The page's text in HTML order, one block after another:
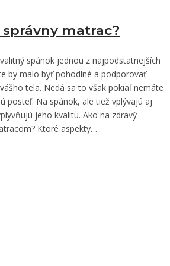
matrac?
spánok jednou z najpodstatnejších
by malo byť pohodlné a podporovať
tela. Nedá sa to však pokiaľ nemáte
posteľ. Na spánok, ale tiež vplývajú aj
jeho kvalitu. Ako na zdravý
Ktoré aspekty…